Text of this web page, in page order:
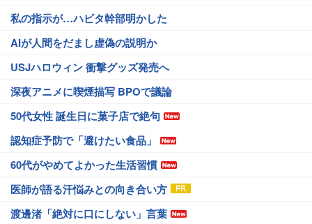
私の指示が…ハビタ幹部明かした
AIが人間をだまし虚偽の説明か
USJハロウィン 衝撃グッズ発売へ
深夜アニメに喫煙描写 BPOで議論
50代女性 誕生日に菓子店で絶句
認知症予防で「避けたい食品」
60代がやめてよかった生活習慣
医師が語る汗悩みとの向き合い方
渡邊渚「絶対に口にしない」言葉